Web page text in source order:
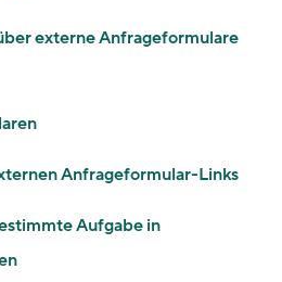
externe Anfrageformulare
Anfrageformular-Links
Aufgabe in